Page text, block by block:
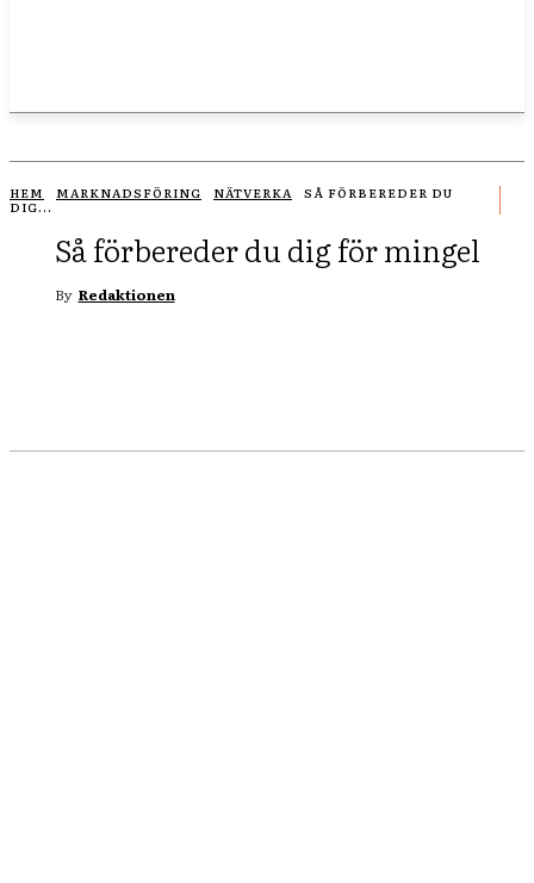
HEM MARKNADSFÖRING NÄTVERKA
SÅ FÖRBEREDER DU
DIG...
Så förbereder du dig för mingel
By Redaktionen